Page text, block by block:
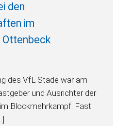
den
im
Ottenbeck
des VfL Stade war am
und Ausrichter der
Blockmehrkampf. Fast